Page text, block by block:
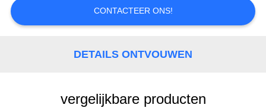
CONTACTEER ONS!
DETAILS ONTVOUWEN
vergelijkbare producten